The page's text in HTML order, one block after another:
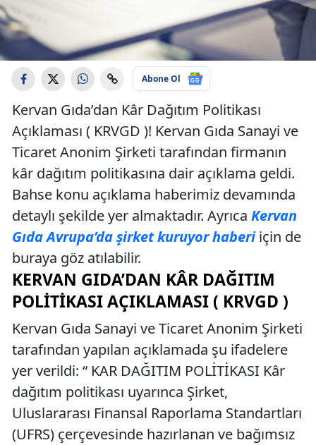
Abone Ol
Kervan Gıda’dan Kâr Dağıtım Politikası
Açıklaması ( KRVGD )! Kervan Gıda Sanayi ve
Ticaret Anonim Şirketi tarafından firmanın
kâr dağıtım politikasına dair açıklama geldi.
Bahse konu açıklama haberimiz devamında
detaylı şekilde yer almaktadır. Ayrıca Kervan
Gıda Avrupa’da şirket kuruyor haberiiçin de
buraya göz atılabilir.
KERVAN GIDA’DAN KÂR DAĞITIM
POLITIKASI AÇIKLAMASI ( KRVGD )
Kervan Gıda Sanayi ve Ticaret Anonim Şirketi
tarafından yapılan açıklamada şu ifadelere
yer verildi: “ KAR DAĞITIM POLİTİKASI Kâr
dağıtım politikası uyarınca Şirket,
Uluslararası Finansal Raporlama Standartları
(UFRS) çerçevesinde hazırlanan ve bağımsız